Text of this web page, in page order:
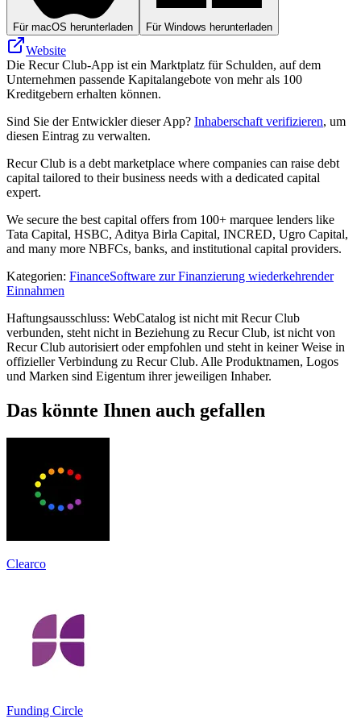
Für macOS herunterladen Für Windows herunterladen
Website
Die Recur Club-App ist ein Marktplatz für Schulden, auf dem
Unternehmen passende Kapitalangebote von mehr als 100
Kreditgebern erhalten können.
Sind Sie der Entwickler dieser App? Inhaberschaft verifizieren, um
diesen Eintrag zu verwalten.
Recur Club is a debt marketplace where companies can raise debt
capital tailored to their business needs with a dedicated capital
expert.
We secure the best capital offers from 100+ marquee lenders like
Tata Capital, HSBC, Aditya Birla Capital, INCRED, Ugro Capital,
and many more NBFCs, banks, and institutional capital providers.
Kategorien: FinanceSoftware zur Finanzierung wiederkehrender
Einnahmen
Haftungsausschluss: WebCatalog ist nicht mit Recur Club
verbunden, steht nicht in Beziehung zu Recur Club, ist nicht von
Recur Club autorisiert oder empfohlen und steht in keiner Weise in
offizieller Verbindung zu Recur Club. Alle Produktnamen, Logos
und Marken sind Eigentum ihrer jeweiligen Inhaber.
Das könnte Ihnen auch gefallen
Clearco
Funding Circle